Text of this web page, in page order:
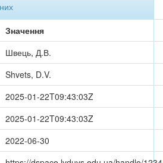
Значення
Швець, Д.В.
Shvets, D.V.
2025-01-22T09:43:03Z
2025-01-22T09:43:03Z
2022-06-30